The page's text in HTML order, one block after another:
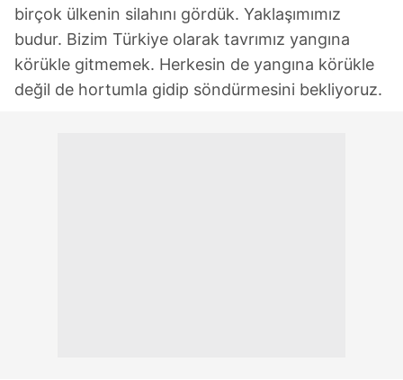
birçok ülkenin silahını gördük. Yaklaşımımız
budur. Bizim Türkiye olarak tavrımız yangına
körükle gitmemek. Herkesin de yangına körükle
değil de hortumla gidip söndürmesini bekliyoruz.